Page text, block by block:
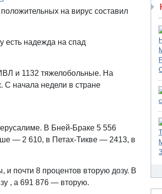
на вирус составил
есть надежда на спад
и 1132 тяжелобольные. На
С начала недели в стране
В Бней-Браке 5 556
— 2 610, в Петах-Тикве — 2413, в
и почти 8 процентов вторую дозу. В
, а 691 876 — вторую.